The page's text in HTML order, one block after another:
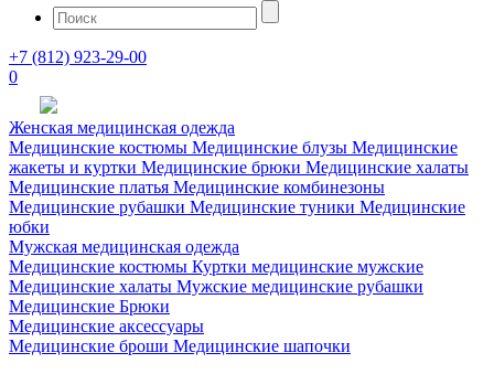
+7 (812) 923-29-00
0
Женская медицинская одежда
Медицинские костюмы Медицинские блузы Медицинские
жакеты и куртки Медицинские брюки Медицинские халаты
Медицинские платья Медицинские комбинезоны
Медицинские рубашки Медицинские туники Медицинские
юбки
Мужская медицинская одежда
Медицинские костюмы Куртки медицинские мужские
Медицинские халаты Мужские медицинские рубашки
Медицинские Брюки
Медицинские аксессуары
Медицинские броши Медицинские шапочки